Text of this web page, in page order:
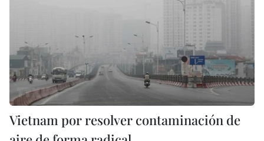
Vietnam por resolver contaminación de